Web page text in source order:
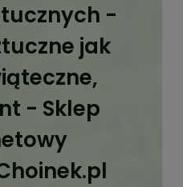
-
jak
- Sklep